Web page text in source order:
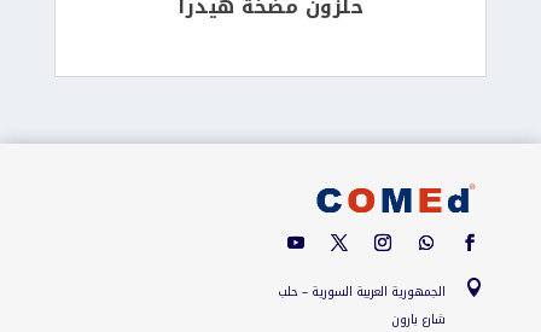

الجمهورية العربية السورية – حلب
شارع بارون